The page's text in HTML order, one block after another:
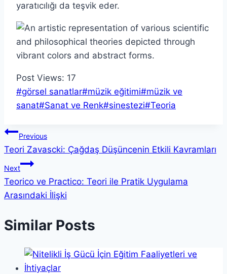
yaratıcılığı da teşvik eder.
Post Views: 17
Post
Tags:
#görsel sanatlar#müzik eğitimi#müzik ve
sanat#Sanat ve Renk#sinestezi#Teoria
Yazı
gezinmesi
Previous
Teori Zavascki: Çağdaş Düşüncenin Etkili Kavramları
Next
Teorico ve Practico: Teori ile Pratik Uygulama
Arasındaki İlişki
Similar Posts